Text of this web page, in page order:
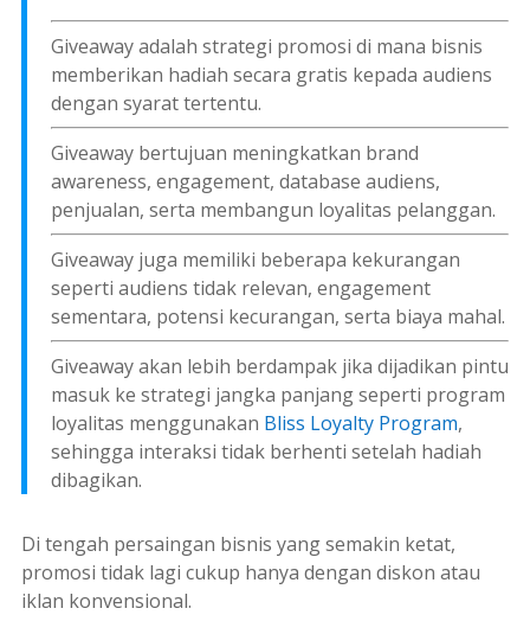
Giveaway adalah strategi promosi di mana bisnis
memberikan hadiah secara gratis kepada audiens
dengan syarat tertentu.
Giveaway bertujuan meningkatkan brand
awareness, engagement, database audiens,
penjualan, serta membangun loyalitas pelanggan.
Giveaway juga memiliki beberapa kekurangan
seperti audiens tidak relevan, engagement
sementara, potensi kecurangan, serta biaya mahal.
Giveaway akan lebih berdampak jika dijadikan pintu
masuk ke strategi jangka panjang seperti program
loyalitas menggunakan Bliss Loyalty Program,
sehingga interaksi tidak berhenti setelah hadiah
dibagikan.
Di tengah persaingan bisnis yang semakin ketat,
promosi tidak lagi cukup hanya dengan diskon atau
iklan konvensional.